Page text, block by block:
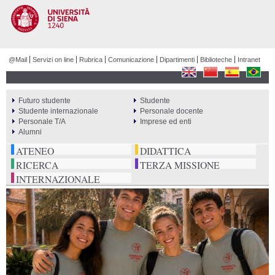
@Mail Servizi on line Rubrica Comunicazione Dipartimenti Biblioteche Intranet
ATENEO
DIDATTICA
RICERCA
TERZA MISSIONE
INTERNAZIONALE
PERCORSI
Futuro studente
Studente
Studente internazionale
Personale docente
Personale T/A
Imprese ed enti
Alumni